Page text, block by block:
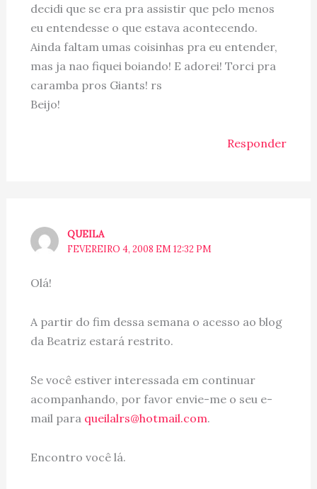
decidi que se era pra assistir que pelo menos
eu entendesse o que estava acontecendo.
Ainda faltam umas coisinhas pra eu entender,
mas ja nao fiquei boiando! E adorei! Torci pra
caramba pros Giants! rs
Beijo!
Responder
QUEILA
FEVEREIRO 4, 2008 EM 12:32 PM
Olá!
A partir do fim dessa semana o acesso ao blog
da Beatriz estará restrito.
Se você estiver interessada em continuar
acompanhando, por favor envie-me o seu e-
mail para queilalrs@hotmail.com.
Encontro você lá.